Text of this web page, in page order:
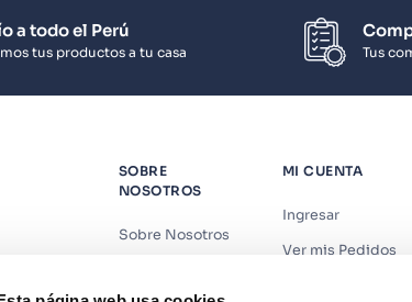
a todo el Perú
tus productos a tu casa Tus
SOBRE
NOSOTROS
Sobre Nosotros
MI CUENTA
Ingresar
Ver mis Pedidos